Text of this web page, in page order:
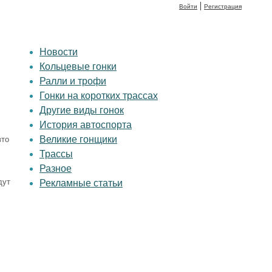
Войти | Регистрация
Новости
Кольцевые гонки
Ралли и трофи
Гонки на коротких трассах
Другие виды гонок
История автоспорта
Великие гонщики
Трассы
Разное
Рекламные статьи